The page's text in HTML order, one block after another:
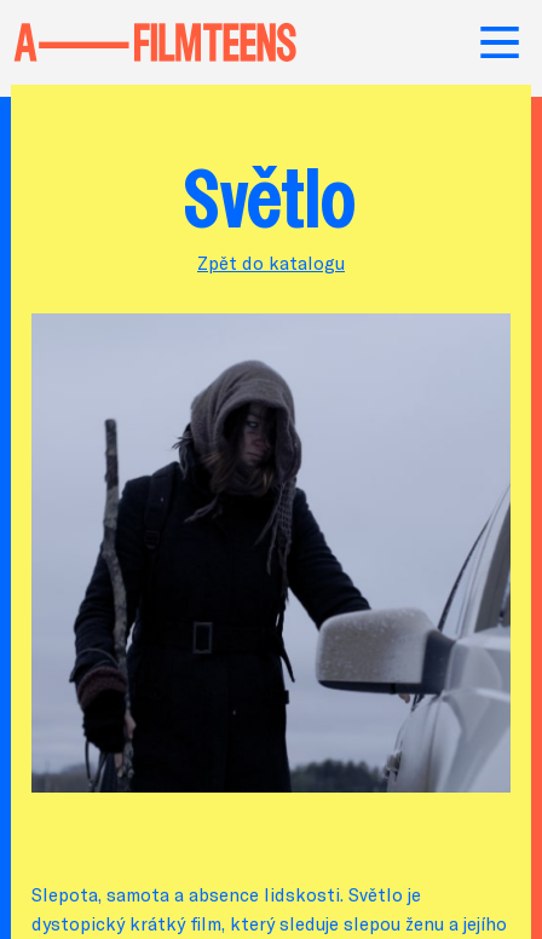
Světlo
Zpět do katalogu
Slepota, samota a absence lidskosti. Světlo je
dystopický krátký film, který sleduje slepou ženu a jejího